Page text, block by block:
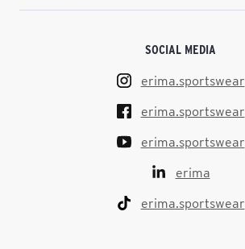
SOCIAL MEDIA
erima.sportswear
erima.sportswear
erima.sportswear
erima
erima.sportswear